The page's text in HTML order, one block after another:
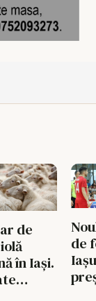
de
în Iași.
de